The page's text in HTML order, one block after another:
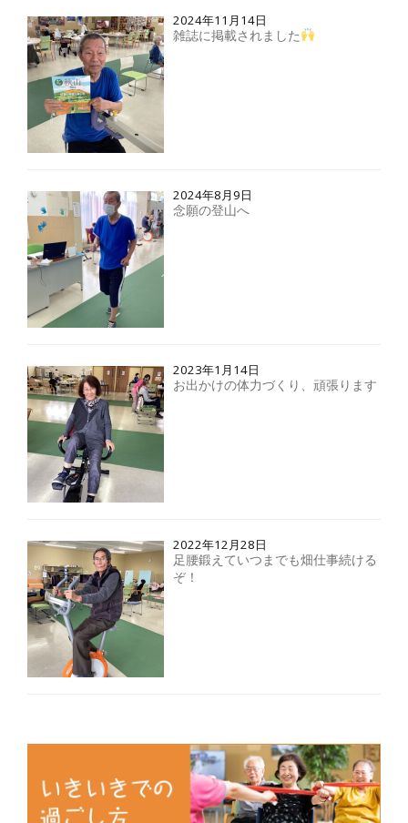
2024年11月14日
雑誌に掲載されました
2024年8月9日
念願の登山へ
2023年1月14日
お出かけの体力づくり、頑張ります
2022年12月28日
足腰鍛えていつまでも畑仕事続ける
ぞ！